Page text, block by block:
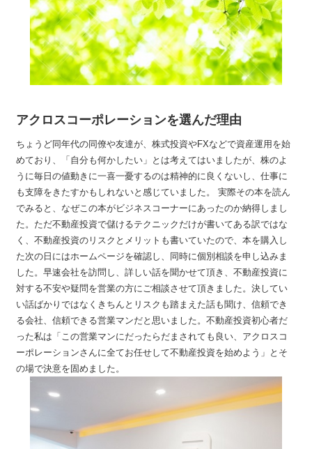
アクロスコーポレーションを選んだ理由
ちょうど同年代の同僚や友達が、株式投資やFXなどで資産運用を始
めており、「自分も何かしたい」とは考えてはいましたが、株のよ
うに毎日の値動きに一喜一憂するのは精神的に良くないし、仕事に
も支障をきたすかもしれないと感じていました。 実際その本を読ん
でみると、なぜこの本がビジネスコーナーにあったのか納得しまし
た。ただ不動産投資で儲けるテクニックだけが書いてある訳ではな
く、不動産投資のリスクとメリットも書いていたので、本を購入し
た次の日にはホームページを確認し、同時に個別相談を申し込みま
した。早速会社を訪問し、詳しい話を聞かせて頂き、不動産投資に
対する不安や疑問を営業の方にご相談させて頂きました。決してい
い話ばかりではなくきちんとリスクも踏まえた話も聞け、信頼でき
る会社、信頼できる営業マンだと思いました。不動産投資初心者だ
った私は「この営業マンにだったらだまされても良い、アクロスコ
ーポレーションさんに全てお任せして不動産投資を始めよう」とそ
の場で決意を固めました。